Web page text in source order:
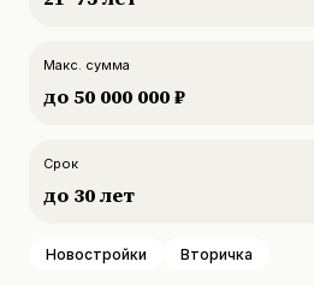
Макс. сумма
до50 000 000 ₽
Срок
до 30лет
Новостройки Вторичка